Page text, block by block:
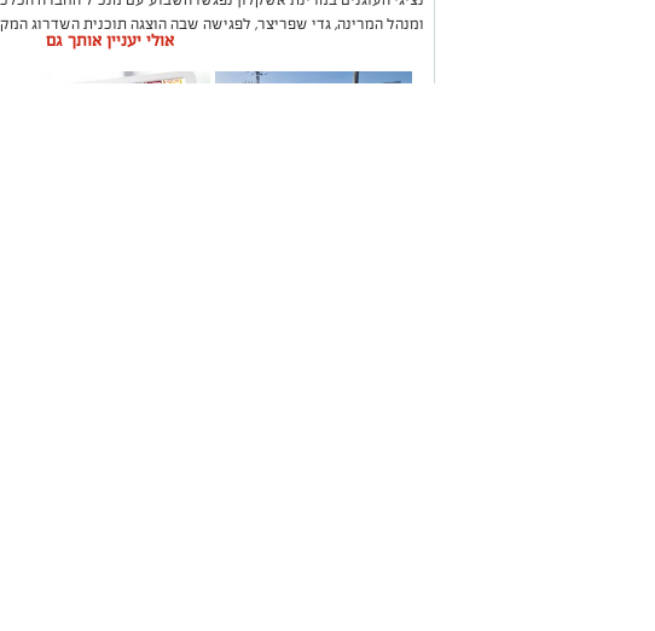
ומנהל המרינה, גדי שפריצר, לפגישה שבה הוצגה תוכנית השדרוג
השקעה בתשתיות, בביטחון, בשירותים ובפיתוח המקום לטובת ציבור
אולי יעניין אותך גם